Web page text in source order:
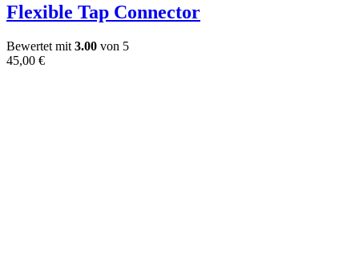
Flexible Tap Connector
Bewertet mit 3.00 von 5
45,00 €